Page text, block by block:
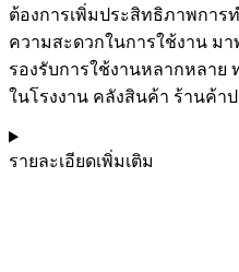
ต้องการเพิ่มประสิทธิภาพการ
ความสะดวกในการใช้งาน ม
รองรับการใช้งานหลากหลาย
ในโรงงาน คลังสินค้า ร้านค้า
รายละเอียดเพิ่มเติม